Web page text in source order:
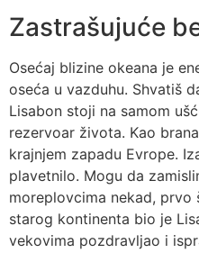
Zastrašujuće
Osećaj blizine okeana je
oseća u vazduhu. Shvatiš
Lisabon stoji na samom
rezervoar života. Kao
krajnjem zapadu Evrope.
plavetnilo. Mogu da
moreplovcima nekad,
starog kontinenta bio je
vekovima pozdravljao i